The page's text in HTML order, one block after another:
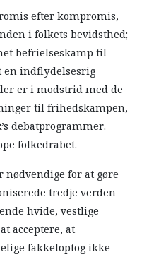
efter kompromis,
i folkets bevidsthed;
befrielseskamp til
en indflydelsesrig
er i modstrid med de
til frihedskampen,
debatprogrammer.
folkedrabet.
for at gøre
tredje verden
hvide, vestlige
acceptere, at
fakkeloptog ikke